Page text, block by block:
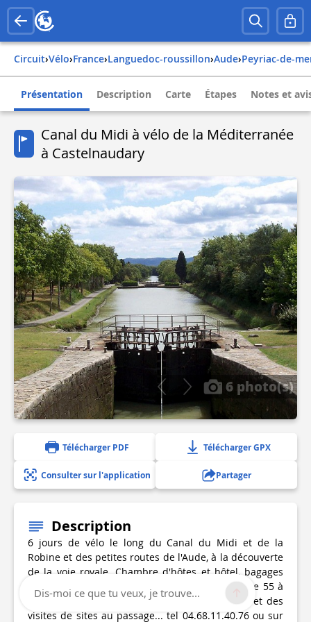
Circuit› Vélo› france› languedoc-roussillon› aude› peyriac-de-
Présentation Description Carte Étapes Notes et
Canal du Midi à vélo de la Méditerranée
à Castelnaudary
6 photo(s)
Télécharger PDF Télécharger GPX
Consulter sur l'application Partager
Description
6 jours de vélo le long du Canal du Midi et de la
Robine et des petites routes de l'Aude, à la découverte
de la voie royale. Chambre d'hôtes et hôtel, bagages
acheminés, repas et pique-nique. Des étapes de 55 à
65km : Narbonne, Carcassonne, Castelnaudary et des
visites de sites au passage... tel 04.68.11.40.76 ou sur
Dis-moi ce que tu veux, je trouve...